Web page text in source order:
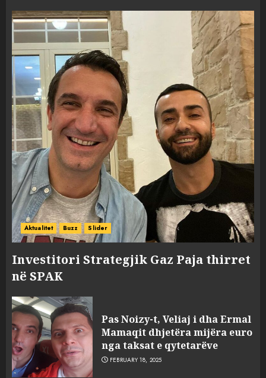
Aktualitet Buzz Slider
Investitori Strategjik Gaz Paja thirret
në SPAK
Pas Noizy-t, Veliaj i dha Ermal
Mamaqit dhjetëra mijëra euro
nga taksat e qytetarëve
FEBRUARY 18, 2025